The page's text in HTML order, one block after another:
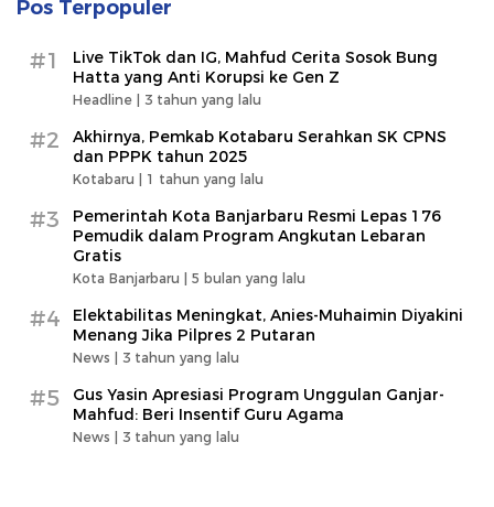
Pos Terpopuler
#1
Live TikTok dan IG, Mahfud Cerita Sosok Bung
Hatta yang Anti Korupsi ke Gen Z
Headline | 3 tahun yang lalu
#2
Akhirnya, Pemkab Kotabaru Serahkan SK CPNS
dan PPPK tahun 2025
Kotabaru | 1 tahun yang lalu
#3
Pemerintah Kota Banjarbaru Resmi Lepas 176
Pemudik dalam Program Angkutan Lebaran
Gratis
Kota Banjarbaru | 5 bulan yang lalu
#4
Elektabilitas Meningkat, Anies-Muhaimin Diyakini
Menang Jika Pilpres 2 Putaran
News | 3 tahun yang lalu
#5
Gus Yasin Apresiasi Program Unggulan Ganjar-
Mahfud: Beri Insentif Guru Agama
News | 3 tahun yang lalu